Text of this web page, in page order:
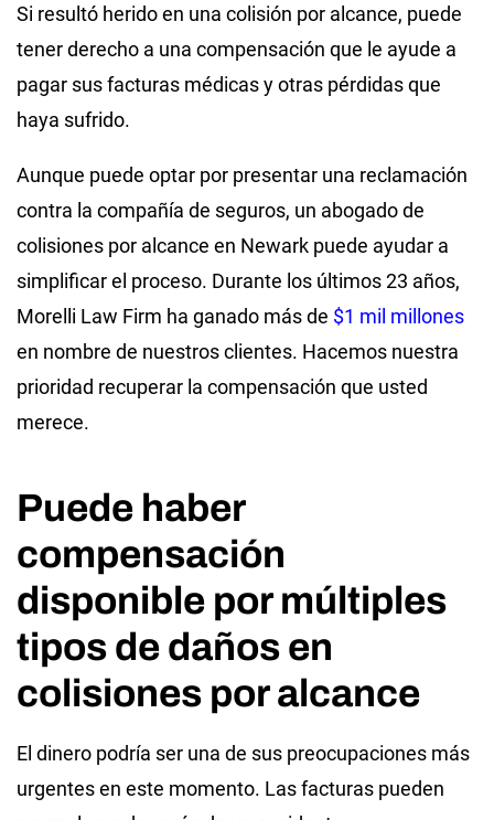
Si resultó herido en una colisión por alcance, puede
tener derecho a una compensación que le ayude a
pagar sus facturas médicas y otras pérdidas que
haya sufrido.
Aunque puede optar por presentar una reclamación
contra la compañía de seguros, un abogado de
colisiones por alcance en Newark puede ayudar a
simplificar el proceso. Durante los últimos 23 años,
Morelli Law Firm ha ganado más de $1 mil millones
en nombre de nuestros clientes. Hacemos nuestra
prioridad recuperar la compensación que usted
merece.
Puede haber
compensación
disponible por múltiples
tipos de daños en
colisiones por alcance
El dinero podría ser una de sus preocupaciones más
urgentes en este momento. Las facturas pueden